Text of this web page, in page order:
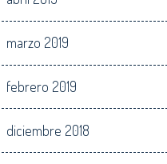
marzo 2019
febrero 2019
diciembre 2018